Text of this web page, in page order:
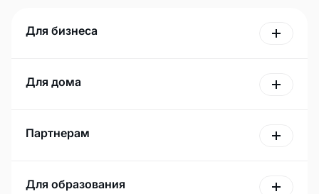
Для бизнеса
Для дома
Партнерам
Для образования